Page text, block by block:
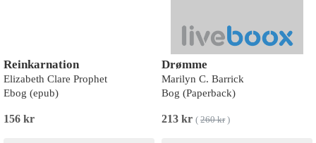
Reinkarnation
Elizabeth Clare Prophet
Ebog (epub)
156 kr
Drømme
Marilyn C. Barrick
Bog (Paperback)
213 kr ( 260 kr)